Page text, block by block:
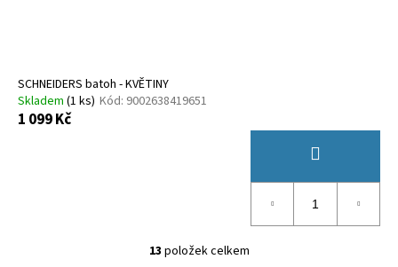
SCHNEIDERS batoh - KVĚTINY
Skladem (1 ks) Kód: 9002638419651
1 099 Kč
O
13 položek celkem